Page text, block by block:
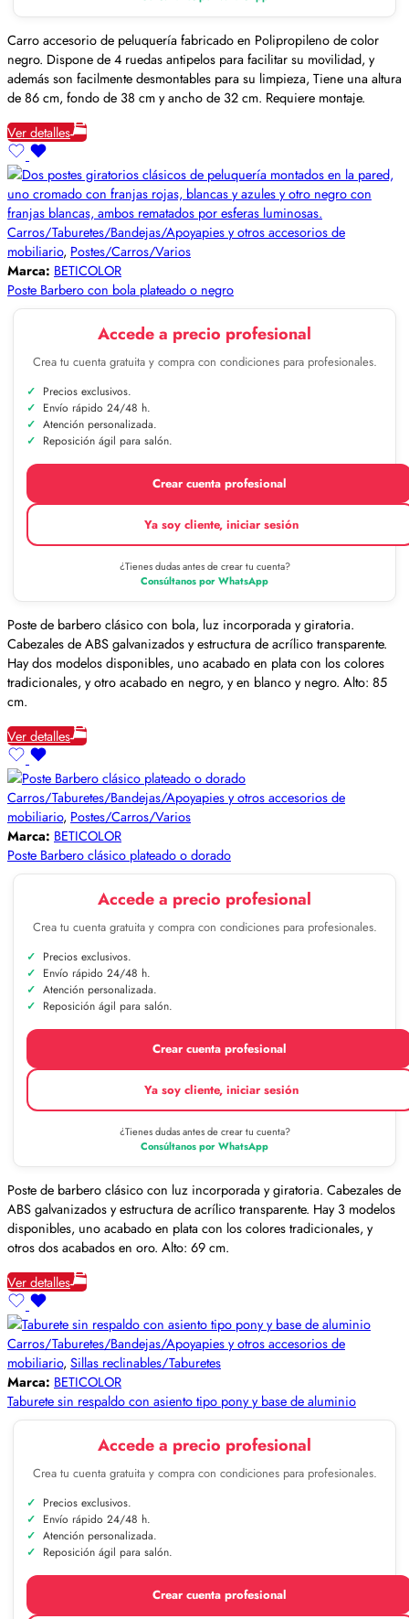
Carro accesorio de peluquería fabricado en Polipropileno de color
negro. Dispone de 4 ruedas antipelos para facilitar su movilidad, y
además son facilmente desmontables para su limpieza, Tiene una altura
de 86 cm, fondo de 38 cm y ancho de 32 cm. Requiere montaje.
Ver detalles
Carros/Taburetes/Bandejas/Apoyapies y otros accesorios de
mobiliario, Postes/Carros/Varios
Marca: BETICOLOR
Poste Barbero con bola plateado o negro
Accede a precio profesional
Crea tu cuenta gratuita y compra con condiciones para profesionales.
Precios exclusivos.
Envío rápido 24/48 h.
Atención personalizada.
Reposición ágil para salón.
Crear cuenta profesional
Ya soy cliente, iniciar sesión
¿Tienes dudas antes de crear tu cuenta?
Consúltanos por WhatsApp
Poste de barbero clásico con bola, luz incorporada y giratoria.
Cabezales de ABS galvanizados y estructura de acrílico transparente.
Hay dos modelos disponibles, uno acabado en plata con los colores
tradicionales, y otro acabado en negro, y en blanco y negro. Alto: 85
cm.
Ver detalles
Carros/Taburetes/Bandejas/Apoyapies y otros accesorios de
mobiliario, Postes/Carros/Varios
Marca: BETICOLOR
Poste Barbero clásico plateado o dorado
Accede a precio profesional
Crea tu cuenta gratuita y compra con condiciones para profesionales.
Precios exclusivos.
Envío rápido 24/48 h.
Atención personalizada.
Reposición ágil para salón.
Crear cuenta profesional
Ya soy cliente, iniciar sesión
¿Tienes dudas antes de crear tu cuenta?
Consúltanos por WhatsApp
Poste de barbero clásico con luz incorporada y giratoria. Cabezales de
ABS galvanizados y estructura de acrílico transparente. Hay 3 modelos
disponibles, uno acabado en plata con los colores tradicionales, y
otros dos acabados en oro. Alto: 69 cm.
Ver detalles
Carros/Taburetes/Bandejas/Apoyapies y otros accesorios de
mobiliario, Sillas reclinables/Taburetes
Marca: BETICOLOR
Taburete sin respaldo con asiento tipo pony y base de aluminio
Accede a precio profesional
Crea tu cuenta gratuita y compra con condiciones para profesionales.
Precios exclusivos.
Envío rápido 24/48 h.
Atención personalizada.
Reposición ágil para salón.
Crear cuenta profesional